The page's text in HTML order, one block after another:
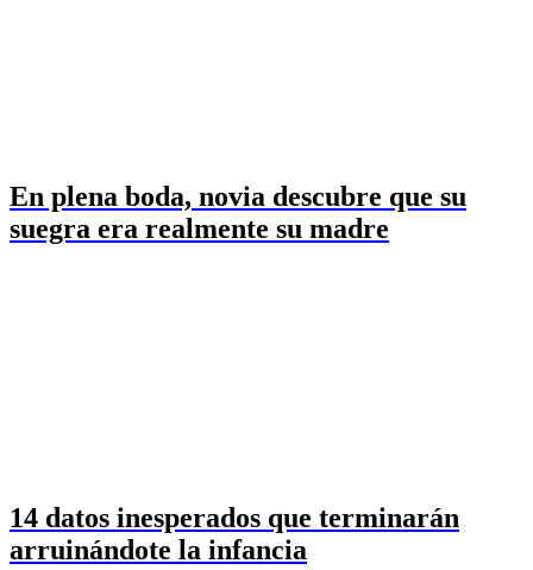
En plena boda, novia descubre que su
suegra era realmente su madre
14 datos inesperados que terminarán
arruinándote la infancia